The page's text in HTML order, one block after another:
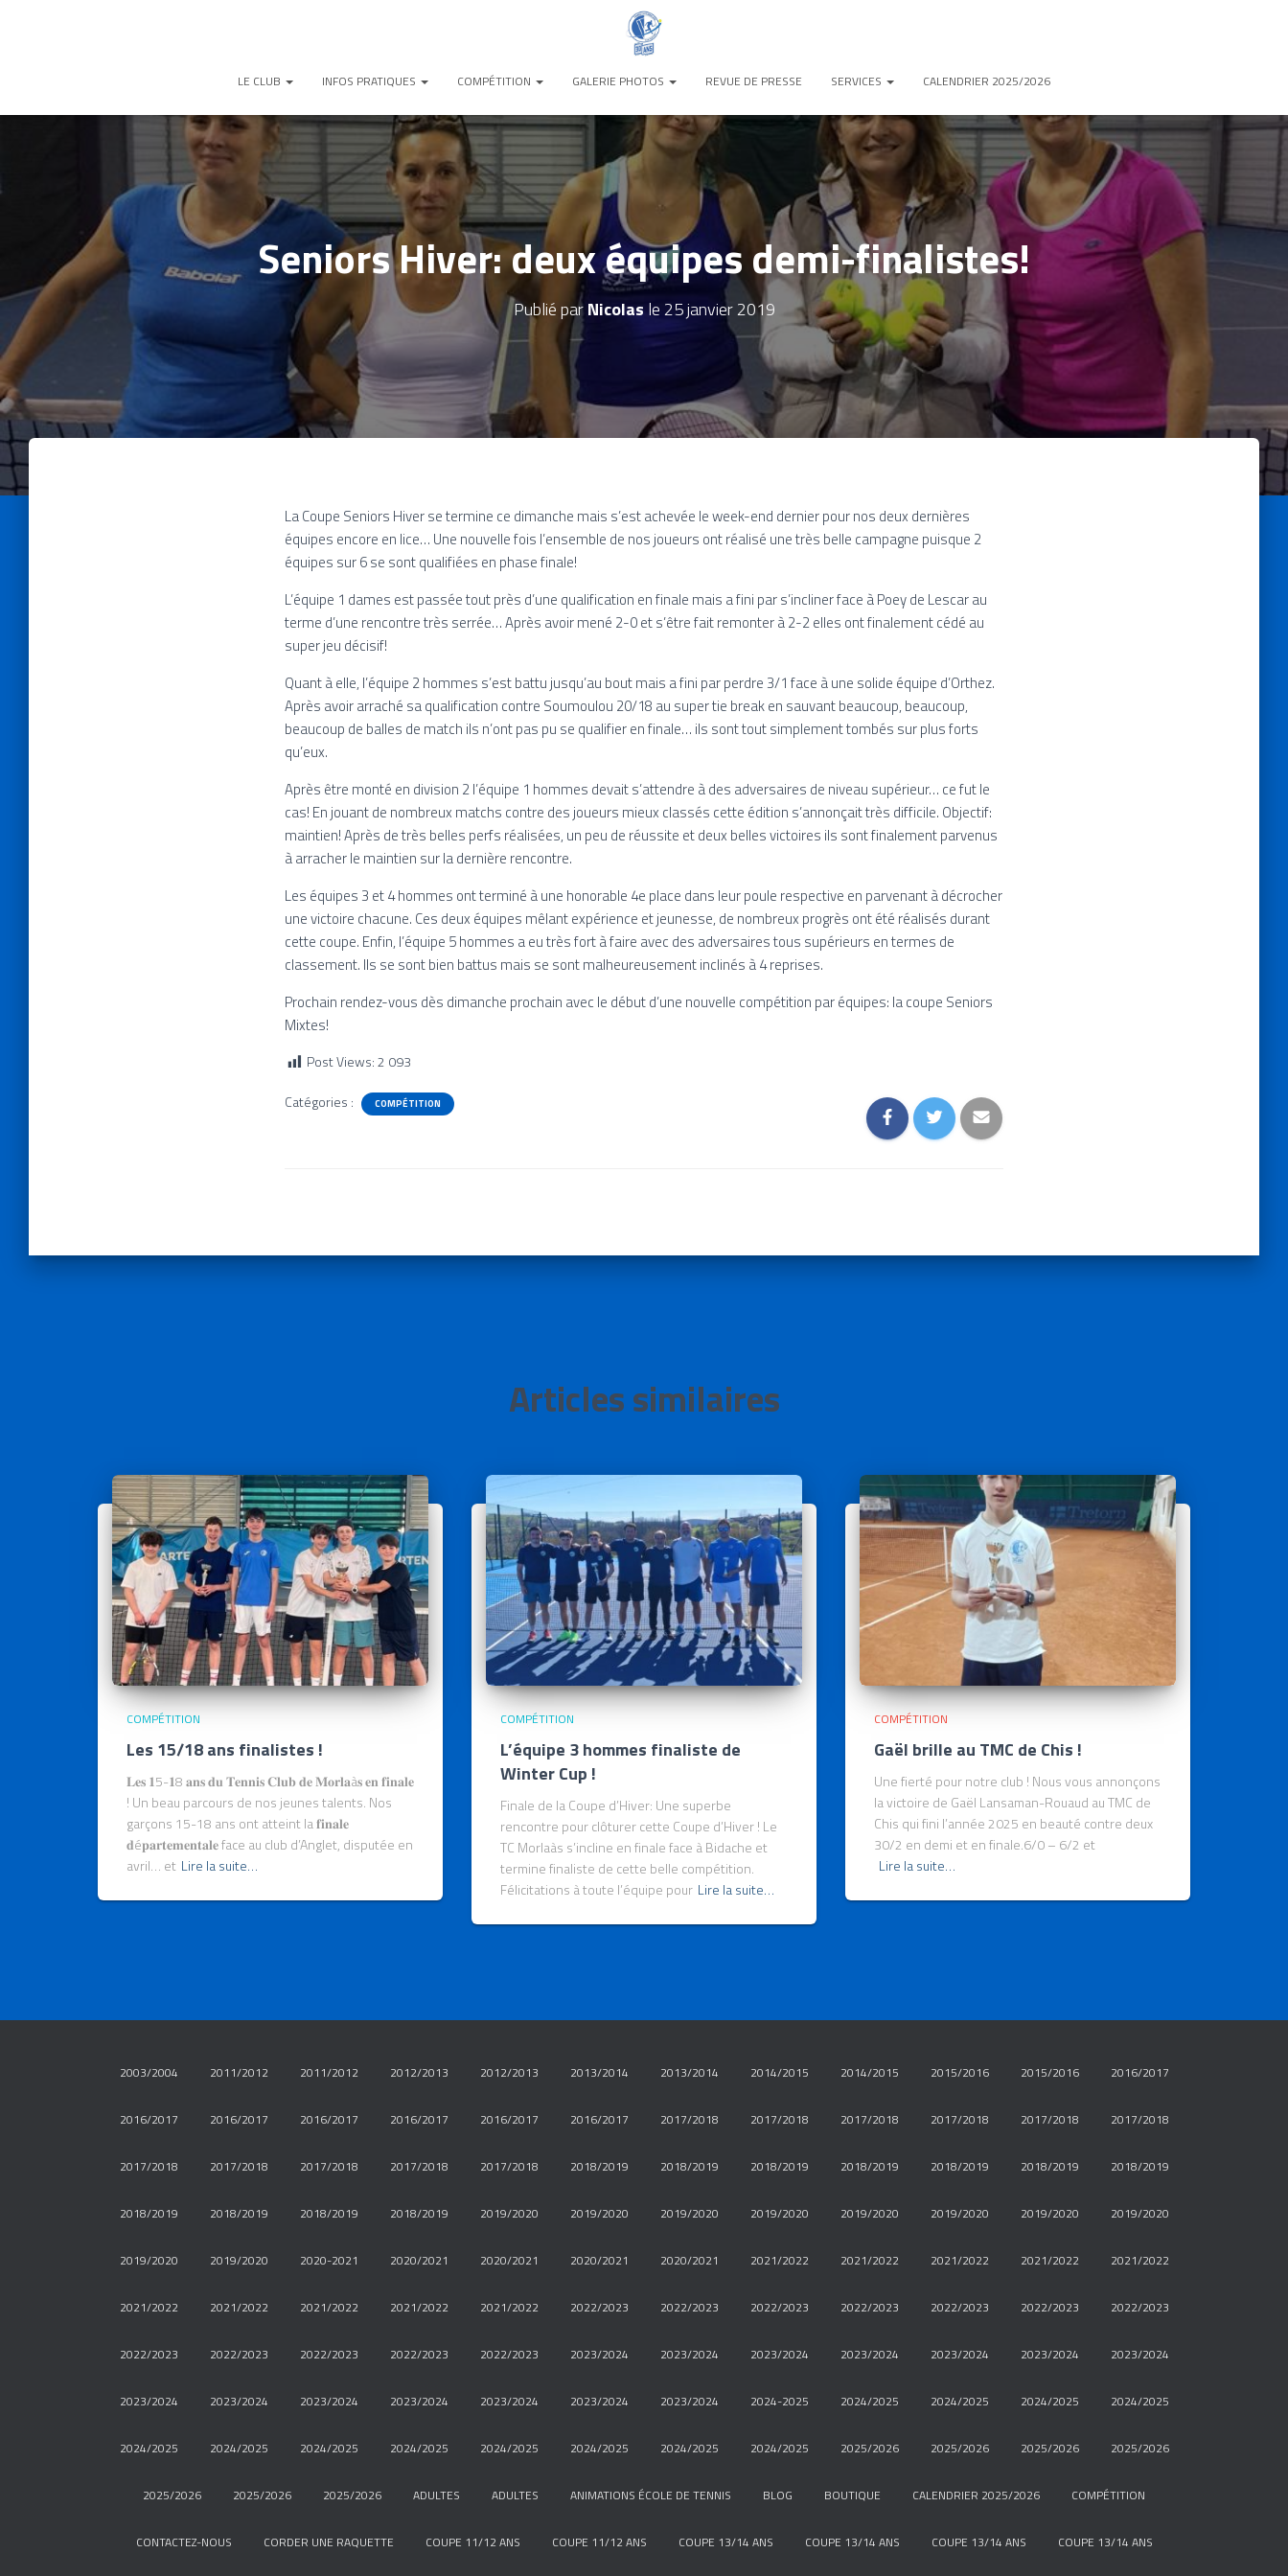
LE CLUB INFOS PRATIQUES COMPÉTITION GALERIE PHOTOS REVUE DE PRESSE SERVICES CALENDRIER 2025/2026
Seniors Hiver: deux équipes demi-finalistes!
Publié parNicolasle25 janvier 2019
La Coupe Seniors Hiver se termine ce dimanche mais s’est achevée le week-end dernier pour nos deux dernières
équipes encore en lice… Une nouvelle fois l’ensemble de nos joueurs ont réalisé une très belle campagne puisque 2
équipes sur 6 se sont qualifiées en phase finale!
L’équipe 1 dames est passée tout près d’une qualification en finale mais a fini par s’incliner face à Poey de Lescarau
terme d’une rencontre très serrée… Après avoir mené 2-0 et s’être fait remonter à 2-2 elles ont finalement cédé au
super jeu décisif!
Quant à elle, l’équipe 2 hommes s’est battu jusqu’au bout mais a fini par perdre 3/1 face à une solide équipe d’Orthez.
Après avoir arraché sa qualification contre Soumoulou 20/18 au super tie break en sauvant beaucoup, beaucoup,
beaucoup de balles de match ils n’ont pas pu se qualifier en finale… ils sont tout simplement tombés sur plus forts
qu’eux.
Après être monté en division 2 l’équipe 1 hommes devait s’attendre à des adversaires de niveau supérieur… ce fut le
cas! En jouant de nombreux matchs contre des joueurs mieux classés cette édition s’annonçait très difficile. Objectif:
maintien! Après de très belles perfs réalisées, un peu de réussite et deux belles victoires ils sont finalement parvenus
à arracher le maintien sur la dernière rencontre.
Les équipes 3 et 4 hommes ont terminé à une honorable 4e place dans leur poule respective en parvenant à décrocher
une victoire chacune. Ces deux équipes mêlant expérience et jeunesse, de nombreux progrès ont été réalisés durant
cette coupe. Enfin, l’équipe 5 hommes a eu très fort à faire avec des adversaires tous supérieurs en termes de
classement. Ils se sont bien battus mais se sont malheureusement inclinés à 4 reprises.
Prochain rendez-vous dès dimanche prochain avec le début d’une nouvelle compétition par équipes: la coupe Seniors
Mixtes!
Post Views:2 093
Catégories :
COMPÉTITION
Articles similaires
COMPÉTITION
Les 15/18 ans finalistes !
𝐋𝐞𝐬 𝟏5-𝟏8 𝐚𝐧𝐬 𝐝𝐮 𝐓𝐞𝐧𝐧𝐢𝐬 𝐂𝐥𝐮𝐛 𝐝𝐞 𝐌𝐨𝐫𝐥𝐚à𝐬 𝐞𝐧 𝐟𝐢𝐧𝐚𝐥𝐞
! Un beau parcours de nos jeunes talents. Nos
garçons 15-18 ans ont atteint la 𝐟𝐢𝐧𝐚𝐥𝐞
𝐝é𝐩𝐚𝐫𝐭𝐞𝐦𝐞𝐧𝐭𝐚𝐥𝐞 face au club d’Anglet, disputée en
avril… et Lire la suite…
COMPÉTITION
L’équipe 3 hommes finaliste de
Winter Cup !
Finale de la Coupe d’Hiver: Une superbe
rencontre pour clôturer cette Coupe d’Hiver ! Le
TC Morlaàs s’incline en finale face à Bidache et
termine finaliste de cette belle compétition.
Félicitations à toute l’équipe pour Lire la suite…
COMPÉTITION
Gaël brille au TMC de Chis !
Une fierté pour notre club ! Nous vous annonçons
la victoire de Gaël Lansaman-Rouaud au TMC de
Chis qui fini l’année 2025 en beauté contre deux
30/2 en demi et en finale.6/0 – 6/2 et
Lire la suite…
2003/2004 2011/2012 2011/2012 2012/2013 2012/2013 2013/2014 2013/2014 2014/2015 2014/2015 2015/2016 2015/2016 2016/2017
2016/2017 2016/2017 2016/2017 2016/2017 2016/2017 2016/2017 2017/2018 2017/2018 2017/2018 2017/2018 2017/2018 2017/2018
2017/2018 2017/2018 2017/2018 2017/2018 2017/2018 2018/2019 2018/2019 2018/2019 2018/2019 2018/2019 2018/2019 2018/2019
2018/2019 2018/2019 2018/2019 2018/2019 2019/2020 2019/2020 2019/2020 2019/2020 2019/2020 2019/2020 2019/2020 2019/2020
2019/2020 2019/2020 2020-2021 2020/2021 2020/2021 2020/2021 2020/2021 2021/2022 2021/2022 2021/2022 2021/2022 2021/2022
2021/2022 2021/2022 2021/2022 2021/2022 2021/2022 2022/2023 2022/2023 2022/2023 2022/2023 2022/2023 2022/2023 2022/2023
2022/2023 2022/2023 2022/2023 2022/2023 2022/2023 2023/2024 2023/2024 2023/2024 2023/2024 2023/2024 2023/2024 2023/2024
2023/2024 2023/2024 2023/2024 2023/2024 2023/2024 2023/2024 2023/2024 2024-2025 2024/2025 2024/2025 2024/2025 2024/2025
2024/2025 2024/2025 2024/2025 2024/2025 2024/2025 2024/2025 2024/2025 2024/2025 2025/2026 2025/2026 2025/2026 2025/2026
2025/2026 2025/2026 2025/2026 ADULTES ADULTES ANIMATIONS ÉCOLE DE TENNIS BLOG BOUTIQUE CALENDRIER 2025/2026 COMPÉTITION
CONTACTEZ-NOUS CORDER UNE RAQUETTE COUPE 11/12 ANS COUPE 11/12 ANS COUPE 13/14 ANS COUPE 13/14 ANS COUPE 13/14 ANS COUPE 13/14 ANS